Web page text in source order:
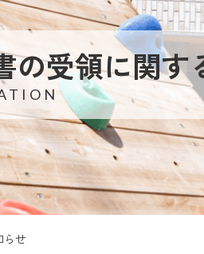
の受領に関す
らせ